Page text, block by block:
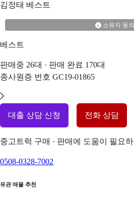
김정태 베스트
소유자 동의
베스트
판매중 26대 · 판매 완료 170대
종사원증 번호 GC19-01865
대출 상담 신청 전화 상담
중고트럭 구매 · 판매에 도움이 필요
0508-0328-7002
유관 매물 추천